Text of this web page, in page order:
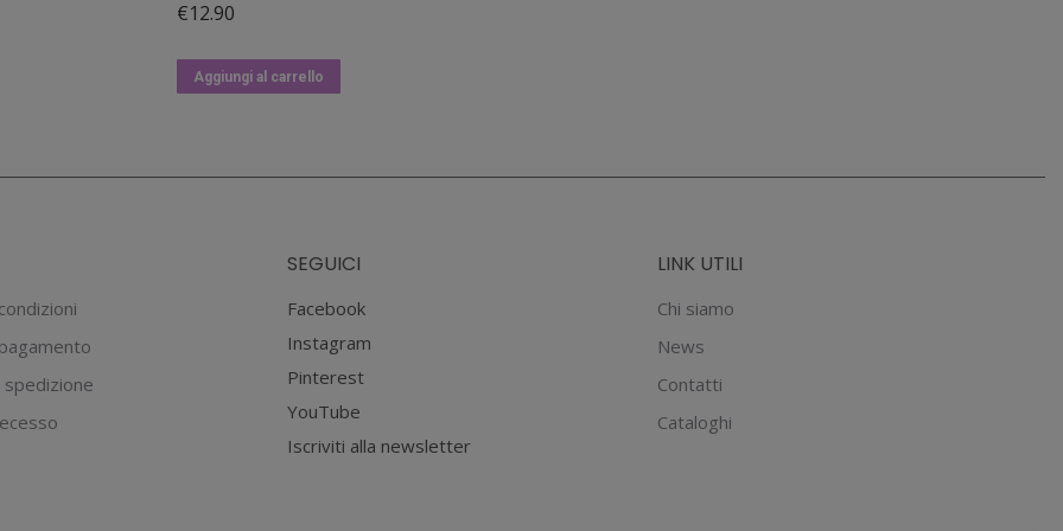
nella
prodotto
€12.90
Aggiungi al carrello
possono
nella
SEGUICI
Facebook
Instagram
Pinterest
YouTube
Iscriviti alla newsletter
LINK UTILI
Chi siamo
News
Contatti
Cataloghi